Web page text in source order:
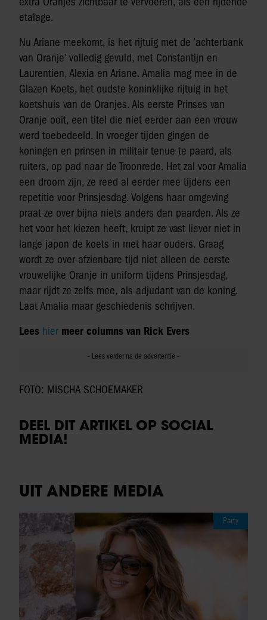
etalage.
Nu Ariane meekomt, is het rijtuig met de ’achterbank
van Oranje’ volledig gevuld, met Constantijn en
Laurentien, Alexia en Ariane. Amalia mag mee in de
Glazen Koets, het oudste koninklijke rijtuig in het
koetshuis van de Oranjes. Als eerste Prinses van
Oranje ooit, een titel die niet eerder aan een vrouw
werd toebedeeld. In vroeger tijden gingen de
koningen en prinsen in militair tenue te paard, als
ruiters, op pad naar de Troonrede. Het zal voor Amalia
een droom zijn, ze reed al eerder mee tijdens een
repetitie voor Prinsjesdag. Volgens haar omgeving
praat ze over bijna niets anders dan paarden. Als ze
het voor het kiezen heeft, kruipt ze vast liever niet in
lange japon de koets in met haar ouders. Graag
wordt ze over afzienbare tijd niet alleen de eerste
vrouwelijke Oranje in uniform tijdens Prinsjesdag,
maar rijdt ze zelfs mee, als adjudant van de koning.
Laat Amalia maar geschiedenis schrijven.
Lees hier meer columns van Rick Evers
FOTO: MISCHA SCHOEMAKER
DEEL DIT ARTIKEL OP SOCIAL
MEDIA!
UIT ANDERE MEDIA
Party